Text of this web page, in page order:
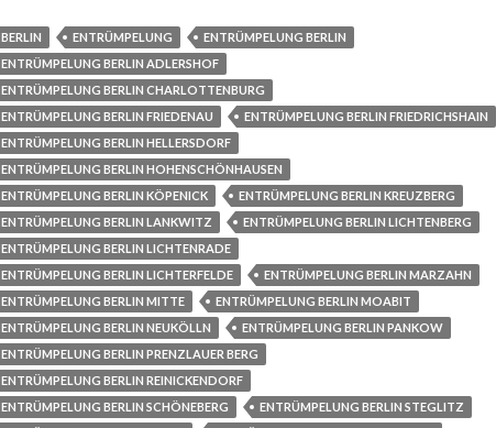
BERLIN ENTRÜMPELUNG
ENTRÜMPELUNG BERLIN
ENTRÜMPELUNG BERLIN ADLERSHOF
ENTRÜMPELUNG BERLIN CHARLOTTENBURG
ENTRÜMPELUNG BERLIN FRIEDENAU
ENTRÜMPELUNG BERLIN FRIEDRICHSHAIN
ENTRÜMPELUNG BERLIN HELLERSDORF
ENTRÜMPELUNG BERLIN HOHENSCHÖNHAUSEN
ENTRÜMPELUNG BERLIN KÖPENICK
ENTRÜMPELUNG BERLIN KREUZBERG
ENTRÜMPELUNG BERLIN LANKWITZ
ENTRÜMPELUNG BERLIN LICHTENBERG
ENTRÜMPELUNG BERLIN LICHTENRADE
ENTRÜMPELUNG BERLIN LICHTERFELDE
ENTRÜMPELUNG BERLIN MARZAHN
ENTRÜMPELUNG BERLIN MITTE
ENTRÜMPELUNG BERLIN MOABIT
ENTRÜMPELUNG BERLIN NEUKÖLLN
ENTRÜMPELUNG BERLIN PANKOW
ENTRÜMPELUNG BERLIN PRENZLAUER BERG
ENTRÜMPELUNG BERLIN REINICKENDORF
ENTRÜMPELUNG BERLIN SCHÖNEBERG
ENTRÜMPELUNG BERLIN STEGLITZ